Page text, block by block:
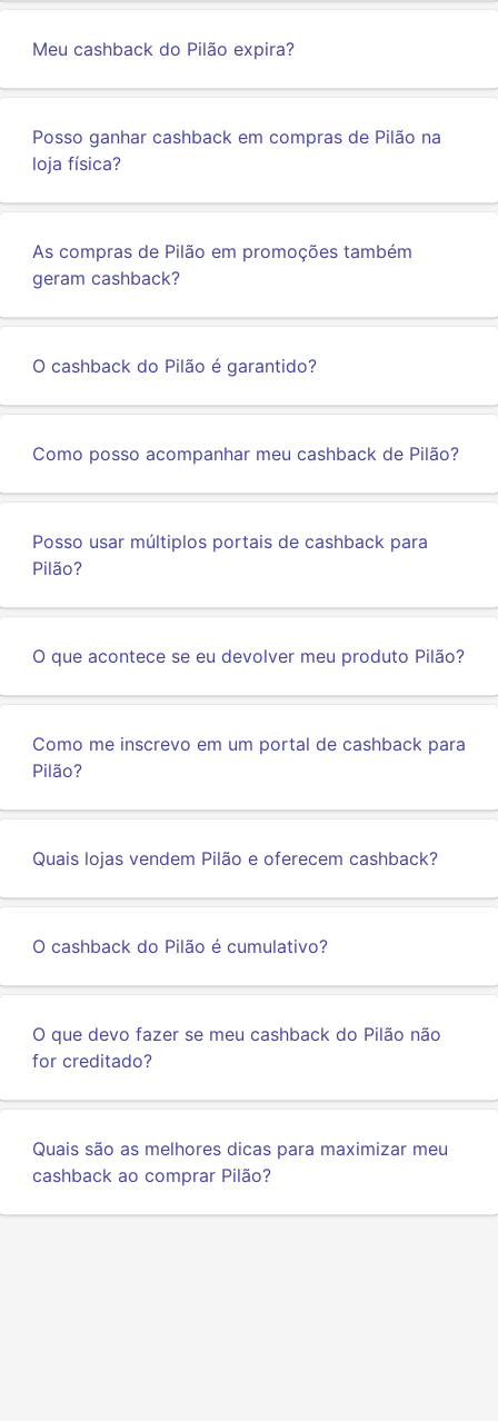
Meu cashback do Pilão expira?
Posso ganhar cashback em compras de Pilão na
loja física?
As compras de Pilão em promoções também
geram cashback?
O cashback do Pilão é garantido?
Como posso acompanhar meu cashback de Pilão?
Posso usar múltiplos portais de cashback para
Pilão?
O que acontece se eu devolver meu produto Pilão?
Como me inscrevo em um portal de cashback para
Pilão?
Quais lojas vendem Pilão e oferecem cashback?
O cashback do Pilão é cumulativo?
O que devo fazer se meu cashback do Pilão não
for creditado?
Quais são as melhores dicas para maximizar meu
cashback ao comprar Pilão?